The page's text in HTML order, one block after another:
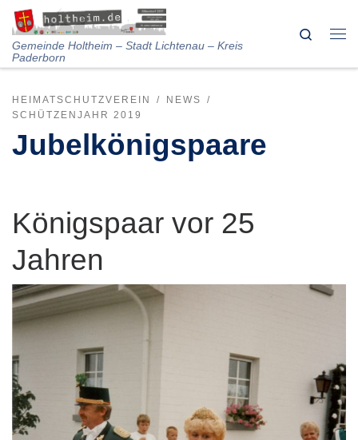
Skip to content
Gemeinde Holtheim – Stadt Lichtenau – Kreis
Paderborn
Search
HEIMATSCHUTZVEREIN
NEWS
SCHÜTZENJAHR 2019
Jubelkönigspaare
Königspaar vor 25
Jahren